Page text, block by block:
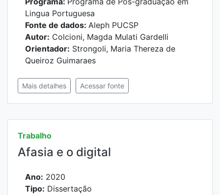
Lingua Portuguesa
Fonte de dados: Aleph PUCSP
Autor: Colcioni, Magda Mulati Gardelli
Orientador: Strongoli, Maria Thereza de
Queiroz Guimaraes
Mais detalhes Acessar fonte
Trabalho
Afasia e o digital
Ano: 2020
Tipo: Dissertação